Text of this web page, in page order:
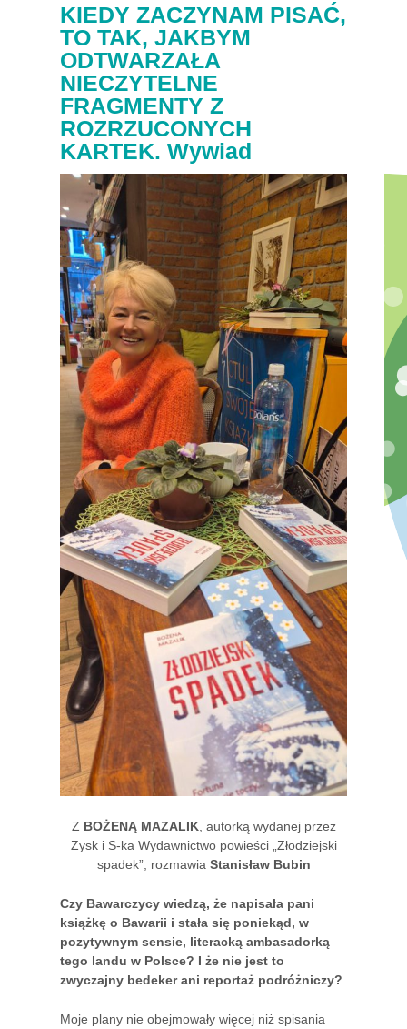
KIEDY ZACZYNAM PISAĆ,
TO TAK, JAKBYM
ODTWARZAŁA
NIECZYTELNE
FRAGMENTY Z
ROZRZUCONYCH
KARTEK. Wywiad
Z BOŻENĄ MAZALIK, autorką wydanej przez
Zysk i S-ka Wydawnictwo powieści „Złodziejski
spadek”, rozmawia Stanisław Bubin
Czy Bawarczycy wiedzą, że napisała pani
książkę o Bawarii i stała się poniekąd, w
pozytywnym sensie, literacką ambasadorką
tego landu w Polsce? I że nie jest to
zwyczajny bedeker ani reportaż podróżniczy?
Moje plany nie obejmowały więcej niż spisania